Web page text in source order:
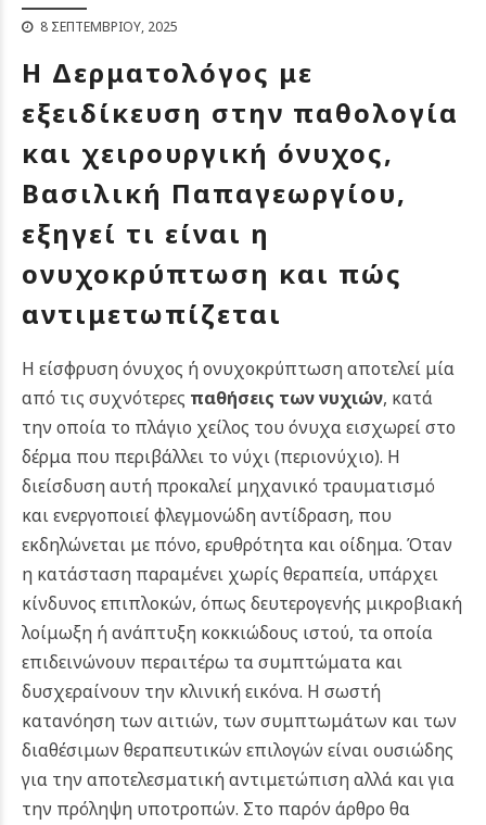
8 ΣΕΠΤΕΜΒΡΊΟΥ, 2025
Η Δερματολόγος με
εξειδίκευση στην παθολογία
και χειρουργική όνυχος,
Βασιλική Παπαγεωργίου,
εξηγεί τι είναι η
ονυχοκρύπτωση και πώς
αντιμετωπίζεται
Η είσφρυση όνυχος ή ονυχοκρύπτωση αποτελεί μία
από τις συχνότερες παθήσεις των νυχιών, κατά
την οποία το πλάγιο χείλος του όνυχα εισχωρεί στο
δέρμα που περιβάλλει το νύχι (περιονύχιο). Η
διείσδυση αυτή προκαλεί μηχανικό τραυματισμό
και ενεργοποιεί φλεγμονώδη αντίδραση, που
εκδηλώνεται με πόνο, ερυθρότητα και οίδημα. Όταν
η κατάσταση παραμένει χωρίς θεραπεία, υπάρχει
κίνδυνος επιπλοκών, όπως δευτερογενής μικροβιακή
λοίμωξη ή ανάπτυξη κοκκιώδους ιστού, τα οποία
επιδεινώνουν περαιτέρω τα συμπτώματα και
δυσχεραίνουν την κλινική εικόνα. Η σωστή
κατανόηση των αιτιών, των συμπτωμάτων και των
διαθέσιμων θεραπευτικών επιλογών είναι ουσιώδης
για την αποτελεσματική αντιμετώπιση αλλά και για
την πρόληψη υποτροπών. Στο παρόν άρθρο θα